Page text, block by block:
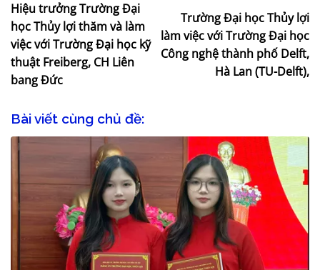
Hiệu trưởng Trường Đại
học Thủy lợi thăm và làm
việc với Trường Đại học kỹ
thuật Freiberg, CH Liên
bang Đức
Trường Đại học Thủy lợi
làm việc với Trường Đại học
Công nghệ thành phố Delft,
Hà Lan (TU-Delft),
Bài viết cùng chủ đề: